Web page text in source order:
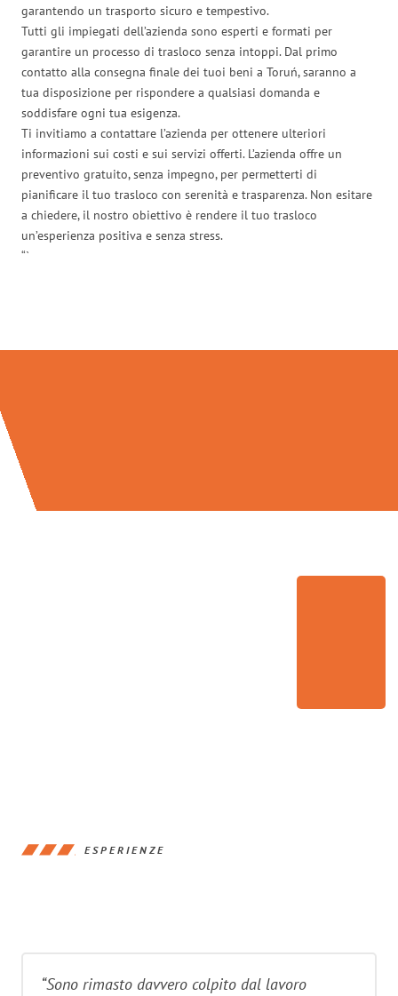
garantendo un trasporto sicuro e tempestivo.
Tutti gli impiegati dell’azienda sono esperti e formati per
garantire un processo di trasloco senza intoppi. Dal primo
contatto alla consegna finale dei tuoi beni a Toruń, saranno a
tua disposizione per rispondere a qualsiasi domanda e
soddisfare ogni tua esigenza.
Ti invitiamo a contattare l’azienda per ottenere ulteriori
informazioni sui costi e sui servizi offerti. L’azienda offre un
preventivo gratuito, senza impegno, per permetterti di
pianificare il tuo trasloco con serenità e trasparenza. Non esitare
a chiedere, il nostro obiettivo è rendere il tuo trasloco
un’esperienza positiva e senza stress.
“`
ESPERIENZE
“Sono rimasto davvero colpito dal lavoro